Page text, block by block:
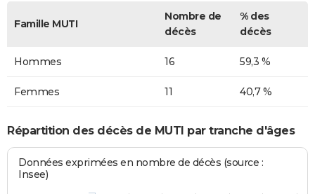
Famille MUTI
Nombre de
décès
% des
décès
Hommes 16 59,3 %
Femmes 11 40,7 %
Répartition des décès de MUTI par tranche d'âges
Données exprimées en nombre de décès (source :
Insee)